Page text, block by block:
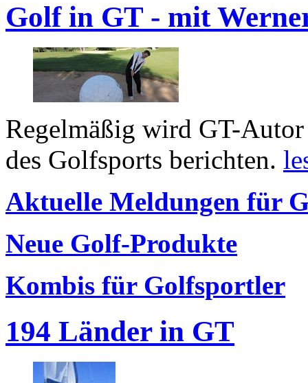
Golf in GT - mit
Regelmäßig wird GT-
des Golfsports berichten.
Aktuelle Meldungen für
Neue Golf-Produkte
Kombis für Golfsportler
194 Länder in GT